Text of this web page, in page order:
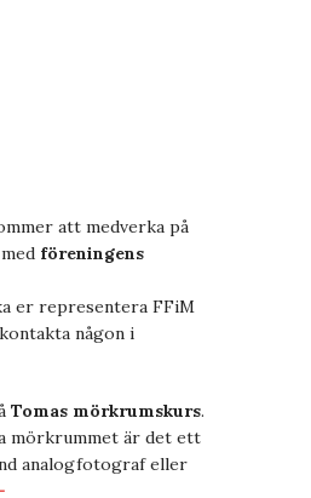
att medverka på
föreningens
er representera FFiM
någon i
Tomas mörkrumskurs.
mörkrummet är det ett
analogfotograf eller